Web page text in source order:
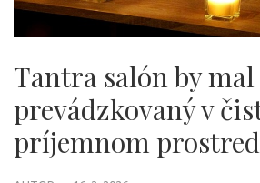
Tantra salón by
prevádzkovaný v
príjemnom